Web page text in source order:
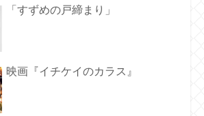
「すずめの戸締まり」
映画『イチケイのカラス』